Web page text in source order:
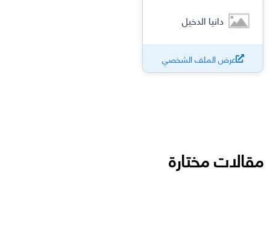
دانيا الدخيل
عرض الملف الشخصي
مقالات مختارة